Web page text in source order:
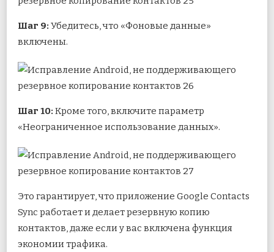
Шаг 9: Убедитесь, что «Фоновые данные»
включены.
Шаг 10: Кроме того, включите параметр
«Неограниченное использование данных».
Это гарантирует, что приложение Google Contacts
Sync работает и делает резервную копию
контактов, даже если у вас включена функция
экономии трафика.